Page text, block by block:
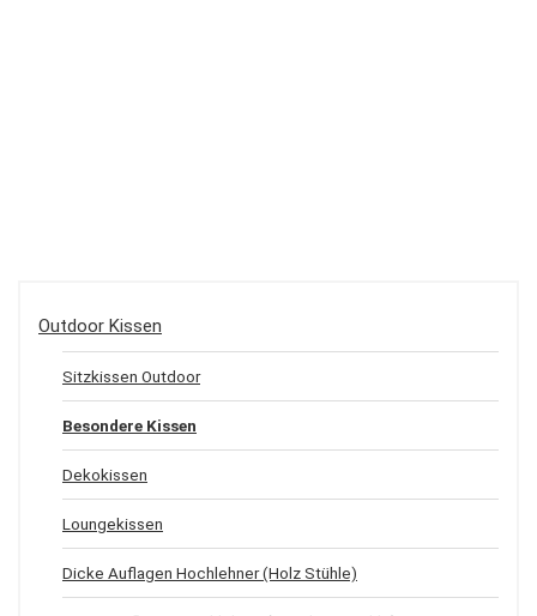
Outdoor Kissen
Sitzkissen Outdoor
Besondere Kissen
Dekokissen
Loungekissen
Dicke Auflagen Hochlehner (Holz Stühle)